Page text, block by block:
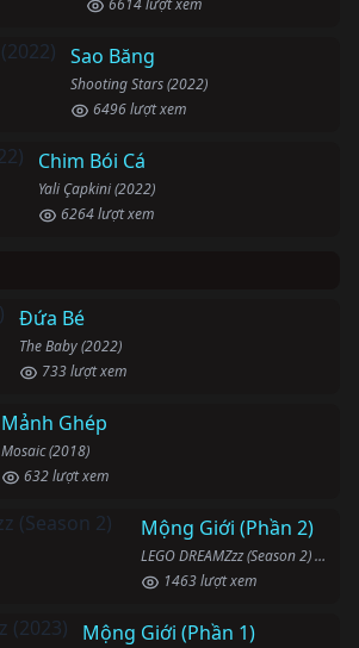
Sao Băng
Shooting Stars (2022)
6496 lượt xem
Chim Bói Cá
Yali Çapkini (2022)
6264 lượt xem
Đứa Bé
The Baby (2022)
733 lượt xem
Mảnh Ghép
Mosaic (2018)
632 lượt xem
Mộng Giới (Phần 2)
LEGO DREAMZzz (Season 2) (2024)
1463 lượt xem
Mộng Giới (Phần 1)